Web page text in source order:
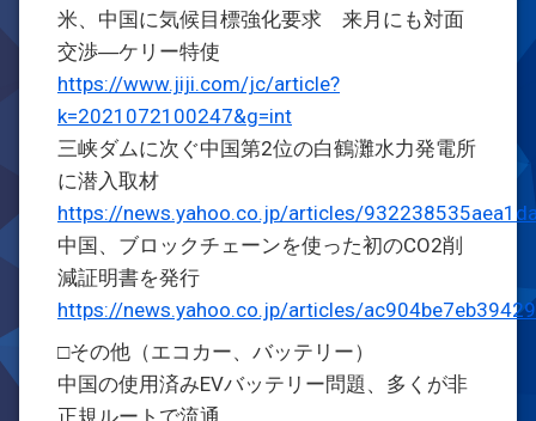
米、中国に気候目標強化要求 来月にも対面
交渉―ケリー特使
https://www.jiji.com/jc/article?
k=2021072100247&g=int
三峡ダムに次ぐ中国第2位の白鶴灘水力発電所
に潜入取材
https://news.yahoo.co.jp/articles/
中国、ブロックチェーンを使った初のCO2削
減証明書を発行
https://news.yahoo.co.jp/articles/
□その他（エコカー、バッテリー）
中国の使用済みEVバッテリー問題、多くが非
正規ルートで流通